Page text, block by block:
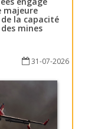
majeure
la capacité
mines
31-07-2026